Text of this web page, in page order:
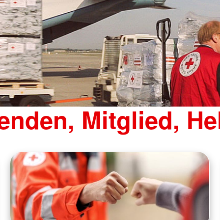
Mitglied,